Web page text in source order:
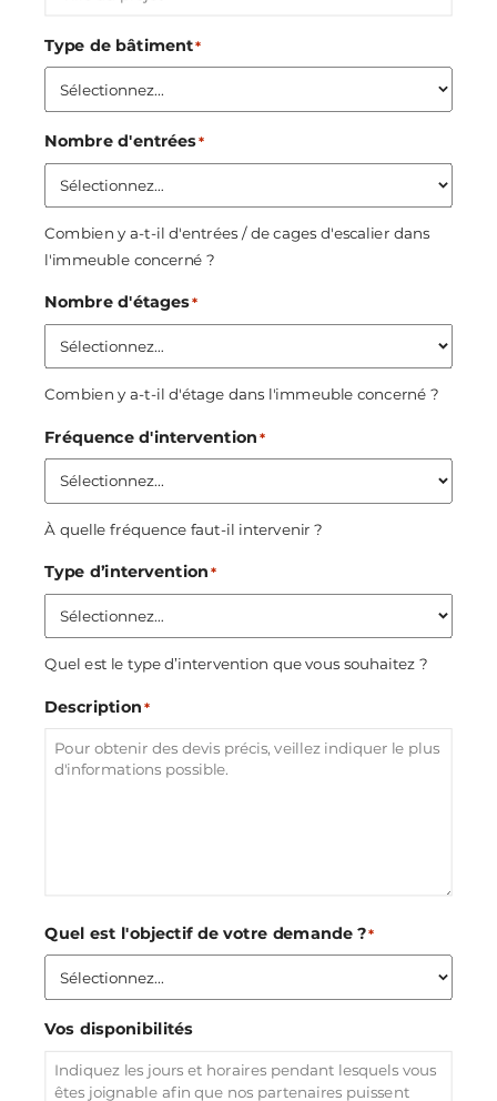
Type de bâtiment*
Nombre d'entrées*
Combien y a-t-il d'entrées / de cages d'escalier dans
l'immeuble concerné ?
Nombre d'étages*
Combien y a-t-il d'étage dans l'immeuble concerné ?
Fréquence d'intervention *
À quelle fréquence faut-il intervenir ?
Type d’intervention *
Quel est le type d’intervention que vous souhaitez ?
Description *
Quel est l'objectif de votre demande ?*
Vos disponibilités